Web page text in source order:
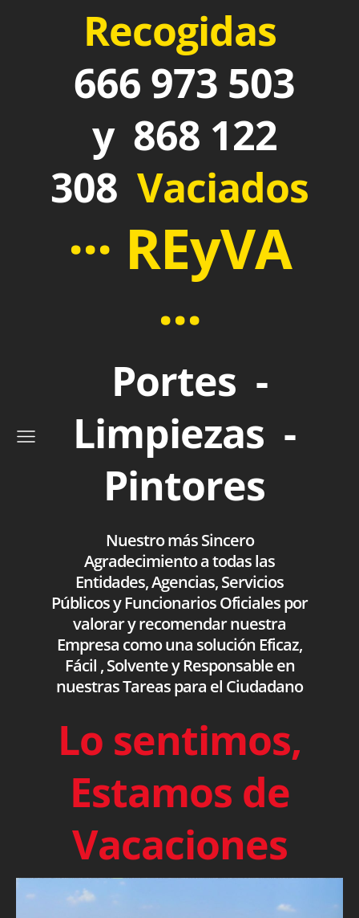
Recogidas
666 973 503
y 868 122
308 Vaciados
··· REyVA
···
Portes -
Limpiezas -
Pintores
Nuestro más Sincero
Agradecimiento a todas las
Entidades, Agencias, Servicios
Públicos y Funcionarios Oficiales por
valorar y recomendar nuestra
Empresa como una solución Eficaz,
Fácil , Solvente y Responsable en
nuestras Tareas para el Ciudadano
Lo sentimos,
Estamos de
Vacaciones